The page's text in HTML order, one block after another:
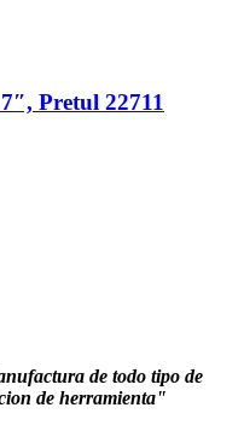
Pretul 22711
de todo tipo de
de herramienta"